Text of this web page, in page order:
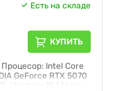
Есть на складе
КУПИТЬ
Intel Core
GeForce RTX 5070
Windows 11 / Маса: